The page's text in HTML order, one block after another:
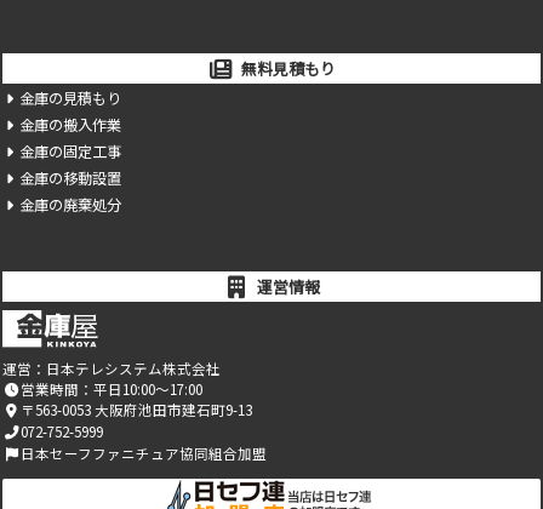
運営情報
運営： 日本テレシステム株式会社
営業時間：平日10:00～17:00
〒563-0053 大阪府池田市建石町9-13
072-752-5999
日本セーフファニチュア協同組合加盟
無料見積もり
金庫の見積もり
金庫の搬入作業
金庫の固定工事
金庫の移動設置
金庫の廃棄処分